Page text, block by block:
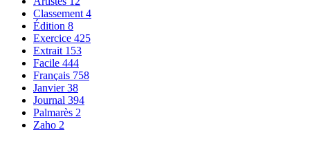
Classement 4
Édition 8
Exercice 425
Extrait 153
Facile 444
Français 758
Janvier38
Journal 394
Palmarès 2
Zaho 2